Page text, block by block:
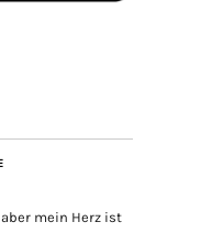
mein Herz ist